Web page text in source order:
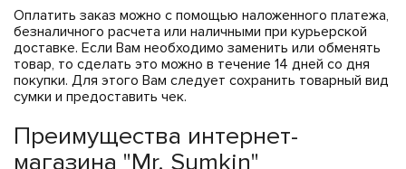
Оплатить заказ можно с помощью наложенного платежа,
безналичного расчета или наличными при курьерской
доставке. Если Вам необходимо заменить или обменять
товар, то сделать это можно в течение 14 дней со дня
покупки. Для этого Вам следует сохранить товарный вид
сумки и предоставить чек.
Преимущества интернет-
магазина "Mr. Sumkin"